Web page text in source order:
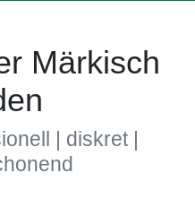
Märkisch
| diskret |